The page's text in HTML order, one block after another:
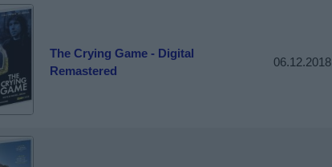
The Crying Game - Digital
Remastered
06.12.2018